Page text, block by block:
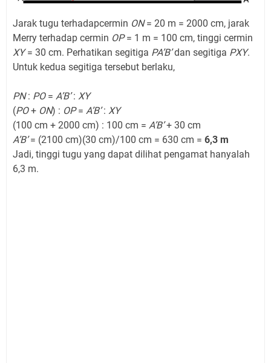
Jarak tugu terhadapcermin ON= 20 m = 2000 cm, jarak
Merry terhadap cermin OP= 1 m = 100 cm, tinggi cermin
XY= 30 cm. Perhatikan segitiga PA’B’dan segitiga PXY.
Untuk kedua segitiga tersebut berlaku,
PN: PO= A’B’: XY
(PO+ ON) : OP= A’B’: XY
(100 cm + 2000 cm) : 100 cm = A’B’+ 30 cm
A’B’= (2100 cm)(30 cm)/100 cm = 630 cm = 6,3 m
Jadi, tinggi tugu yang dapat dilihat pengamat hanyalah
6,3 m.